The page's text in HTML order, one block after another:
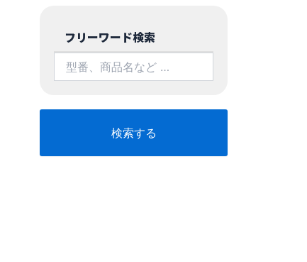
フリーワード検索